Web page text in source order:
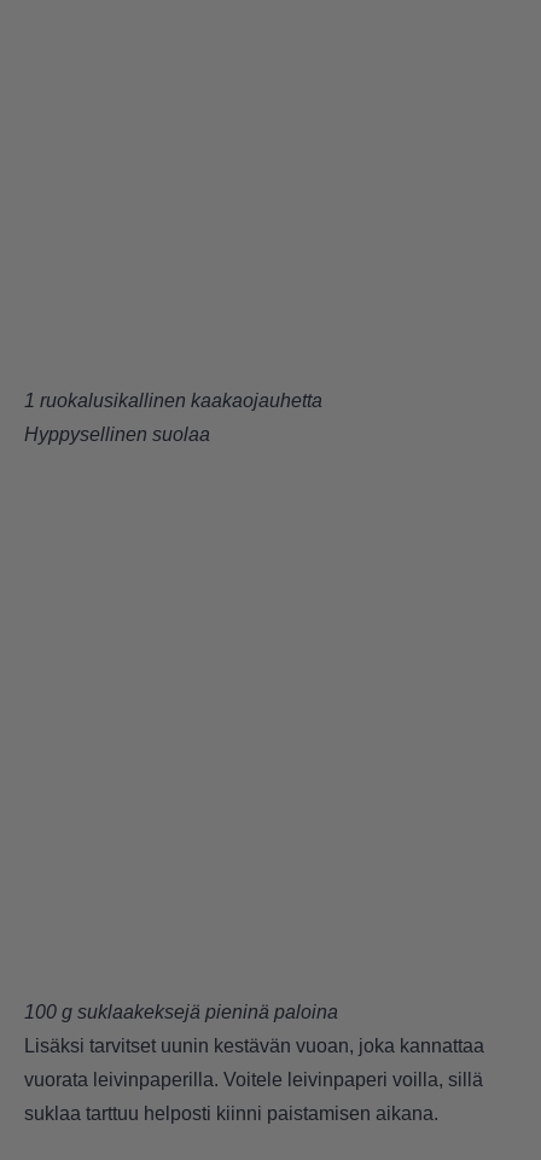
1 ruokalusikallinen kaakaojauhetta
Hyppysellinen suolaa
100 g suklaakeksejä pieninä paloina
Lisäksi tarvitset uunin kestävän vuoan, joka kannattaa
vuorata leivinpaperilla. Voitele leivinpaperi voilla, sillä
suklaa tarttuu helposti kiinni paistamisen aikana.